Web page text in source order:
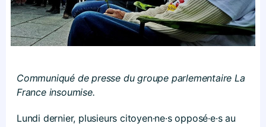
Communiqué de presse du groupe parlementaire La
France insoumise.
Lundi dernier, plusieurs citoyen·ne·s opposé·e·s au